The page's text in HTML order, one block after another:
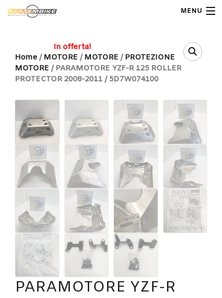
MENU
Home
Shop Ricambi
Note Generali
Carrello
Contatti
Home / MOTORE / MOTORE / PROTEZIONE
MOTORE / PARAMOTORE YZF-R 125 ROLLER
PROTECTOR 2008-2011 / 5D7W074100
In offerta!
PARAMOTORE YZF-R